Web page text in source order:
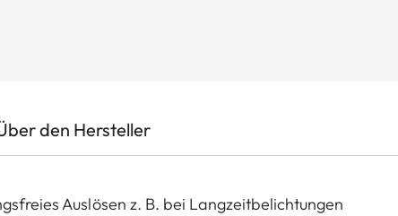
den Hersteller
Auslösen z. B. bei Langzeitbelichtungen